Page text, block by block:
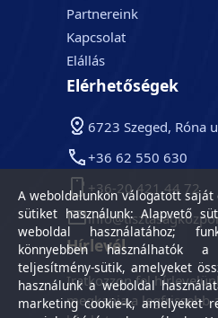
Partnereink
Kapcsolat
Elállás
Elérhetőségek
6723 Szeged, Róna
+36 62 550 630
+36-20 421 44 72
Hírlevél
Iratkozzon fel
megkapja a legfrissebb
A weboldalunkon válogatott
sütiket használunk: Alapvető
weboldal használatához;
könnyebben használhatók
teljesítmény-sütik, amelyeket
használunk a weboldal
marketing cookie-k, amelyeket